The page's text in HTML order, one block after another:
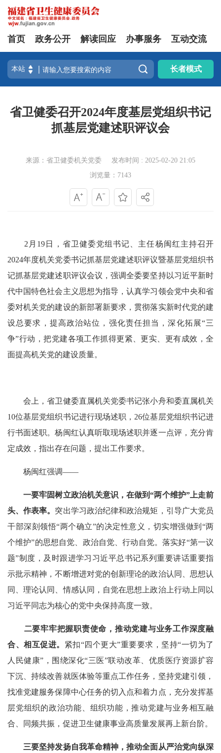
首页 政务公开 解读回应 办事服务 互动交流
 长者模式
省卫健委召开2024年度基层党组织书记
抓基层党建述职评议会
来源：省卫健委机关党委
发布时间 : 2025-02-20 21:05
浏览量：7143
2月19日，省卫健委党组书记、主任杨闽红主持召开
2024年度机关党委书记抓基层党建述职评议暨基层党组织书
记抓基层党建述职评议会议，强调全委要坚持以习近平新时
代中国特色社会主义思想为指导，认真学习领会党中央和省
委对机关党的建设的新部署新要求，贯彻落实新时代党的建
设总要求，提高政治站位，强化责任担当，深化拓展“三
争”行动，把党建各项工作抓得更紧、更实、更有成效，全
面提高机关党的建设质量。
会上，省卫健委直属机关党委书记张小舟和委直属机关
10位基层党组织书记进行现场述职，26位基层党组织书记进
行书面述职。杨闽红认真听取现场述职并逐一点评，充分肯
定成效，指出存在问题，提出工作要求。
杨闽红强调——
一要牢固树立政治机关意识，在做到“两个维护”上走前
头、作表率。 突出学习政治纪律和政治规矩，引导广大党员
干部深刻领悟“两个确立”的决定性意义，切实增强做到“两
个维护”的思想自觉、政治自觉、行动自觉。落实好“第一议
题”制度，及时跟进学习习近平总书记系列重要讲话重要指
示批示精神，不断增进对党的创新理论的政治认同、思想认
同、理论认同、情感认同，自觉在思想上政治上行动上同以
习近平同志为核心的党中央保持高度一致。
二要牢牢把握职责使命，推动党建与业务工作深度融
合、相互促进。 紧扣“四个更大”重要要求，坚持“一切为了
人民健康”，围绕深化“三医”联动改革、优质医疗资源扩容
下沉、持续改善就医体验等重点工作任务，坚持党建引领，
找准党建服务保障中心任务的切入点和着力点，充分发挥基
层党组织的政治功能、组织功能，推动党建与业务相互融
合、同频共振，促进卫生健康事业高质量发展再上新台阶。
三要坚持发扬自我革命精神，推动全面从严治党向纵深